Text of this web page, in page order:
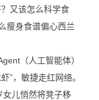
又该怎么科学食
瘦身食谱偏心西兰
（人工智能体）
”，敏捷走红网络。
儿悄然将凳子移